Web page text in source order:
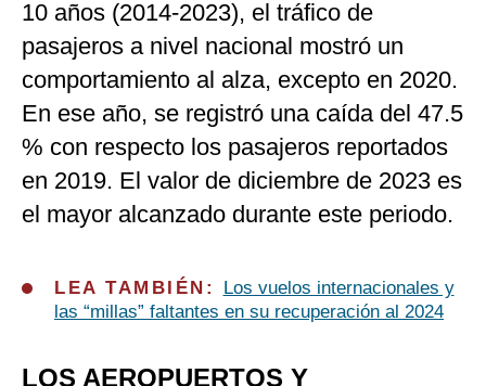
10 años (2014-2023), el tráfico de
pasajeros a nivel nacional mostró un
comportamiento al alza, excepto en 2020.
En ese año, se registró una caída del 47.5
% con respecto los pasajeros reportados
en 2019. El valor de diciembre de 2023 es
el mayor alcanzado durante este periodo.
LEA TAMBIÉN:
Los vuelos internacionales y
las “millas” faltantes en su recuperación al 2024
LOS AEROPUERTOS Y